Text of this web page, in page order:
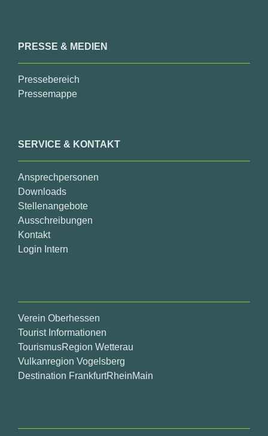
PRESSE & MEDIEN
Pressebereich
Pressemappe
SERVICE & KONTAKT
Ansprechpersonen
Downloads
Stellenangebote
Ausschreibungen
Kontakt
Login Intern
Verein Oberhessen
Tourist Informationen
TourismusRegion Wetterau
Vulkanregion Vogelsberg
Destination FrankfurtRheinMain